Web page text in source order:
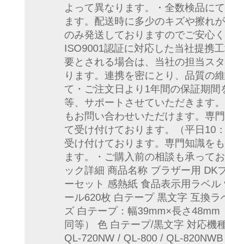
よって異なります。・全数検品に
ます。配送時に多少のキズや擦れ
のみ発送しておりますのでご安心
ISO9001認証に対応した当社提携
要とされる場合は、当社の担当ス
ります。連携を密にとり、品質の
て・ご注文日より1年間の保証期
等、サポートさせていただきます
もお問い合わせいただけます。専
て受け付けております。（平日10
受け付けております。専門知識を
ます。・ご購入前の相談も承って
ック詳細 商品名称 ブラザー用 DK
ーセット 感熱紙 食品表示用ラベ
ール620枚 白テープ 黒文字 互換
ズ 白テープ：幅39mm×長さ
同等） 色 白テープ/黒文字 対応機
QL-720NW / QL-800 / QL-